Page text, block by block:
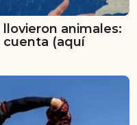
animales:
cuenta (aquí